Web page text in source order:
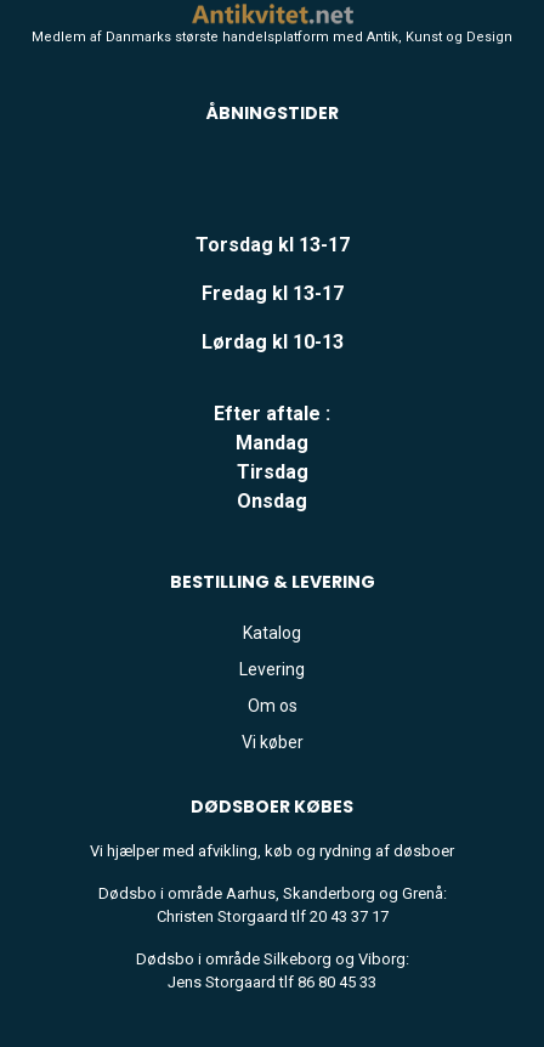
Medlem af Danmarks største handelsplatform med Antik, Kunst og Design
ÅBNINGSTIDER
Torsdag kl 13-17
Fredag kl 13-17
Lørdag kl 10-13
Efter aftale :
Mandag
Tirsdag
Onsdag
BESTILLING & LEVERING
Katalog
Levering
Om os
Vi køber
DØDSBOER KØBES
Vi hjælper med afvikling, køb og rydning af døsboer
Dødsbo i område Aarhus, Skanderborg og Grenå:
Christen Storgaard tlf 20 43 37 17
Dødsbo i område Silkeborg og Viborg:
Jens Storgaard tlf 86 80 45 33